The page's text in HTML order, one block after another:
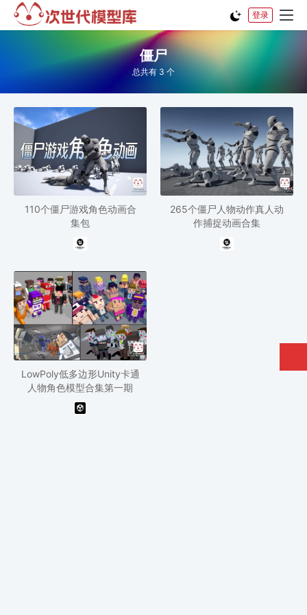
登录
僵尸
总共有 3 个
110个僵尸游戏角色动画合
集包
265个僵尸人物动作真人动
作捕捉动画合集
LowPoly低多边形Unity卡通
人物角色模型合集第一期